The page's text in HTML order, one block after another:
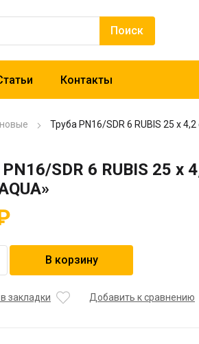
Контакты
Труба PN16/SDR 6 RUBIS 25 x
SDR 6 RUBIS 25 x
В корзину
закладки Добавить к сравнению